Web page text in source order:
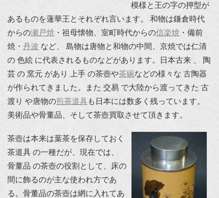
模様と王の字の押型が
あるものを蓮華王とそれぞれ言います。 和物は鎌倉時代
からの瀬戸焼 ・祖母懐物、室町時代からの信楽焼 ・備前
焼・ 丹波 など、 島物は唐物と和物の中間、京焼では仁清
の 色絵 に代表されるものなどがあります。日本古来 、 陶
芸 の 窯元 があり 上手 の茶壺や茶碗などの様々な 古陶器
が作られてきました。また 交易 で大陸から渡ってきた 古
渡り や唐物の煎茶道具も日本には数多く残っています。
美術品や骨董品、そして茶壺買取させて頂きます。
茶壺は本来は葉茶を保存しておく
茶道具 の一種だが、現在では、
骨董品 の茶壺の役割として、床の
間に飾るのが主な使われ方であ
る。骨董品の茶壺は網に入れてあ